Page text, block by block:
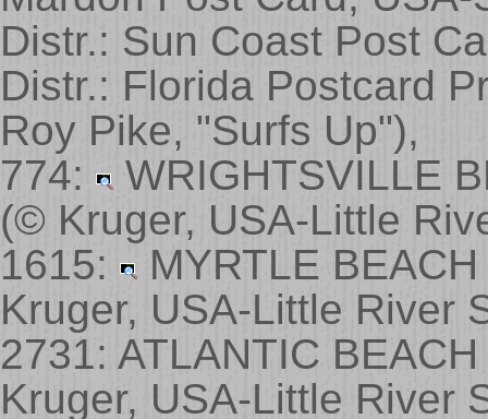
Distr.: Sun Coast Post
Distr.: Florida Postcard
Roy Pike, "Surfs Up"),
774:
WRIGHTSVILLE
(© Kruger, USA-Little
1615:
MYRTLE
Kruger, USA-Little River
2731: ATLANTIC
Kruger, USA-Little River